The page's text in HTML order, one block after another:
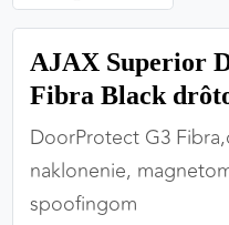
AJAX Superior
Fibra Black
DoorProtect G3
naklonenie,
spoofingom
Tieto cookies sú
zabezpečiť jej plnú
PREFERENČNÉ